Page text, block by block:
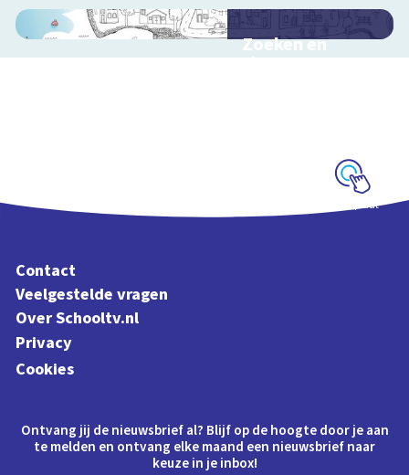
Zoeken en
zingen met
Schoolplaat
Contact
Veelgestelde vragen
Over Schooltv.nl
Privacy
Cookies
Ontvang jij de nieuwsbrief al? Blijf op de hoogte door je aan
te melden en ontvang elke maand een nieuwsbrief naar
keuze in je inbox!